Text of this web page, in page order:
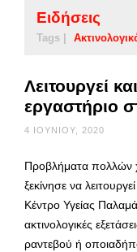
Ειδήσεις
Tags |
Λειτουργεί
εργαστήριο
4 ΙΟΥΝΊΟΥ, 2020
Προβλήματα πολλών
ξεκίνησε να
Κέντρο Υγείας
ακτινολογικές
ραντεβού ή